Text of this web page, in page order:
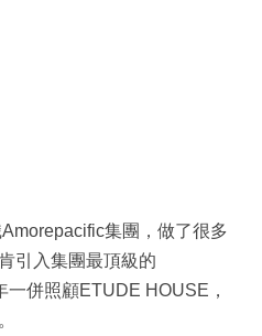
集團，做了很多
引入集團最頂級的
併照顧ETUDE HOUSE，